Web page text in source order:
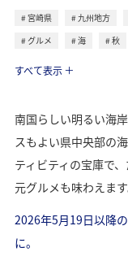
宮崎県 九州地方
グルメ
海 秋
すべて表示
南国らしい明るい海
スもよい県中央部の
ティビティの宝庫で
元グルメも味わえます
2026年5月19日以降
に。